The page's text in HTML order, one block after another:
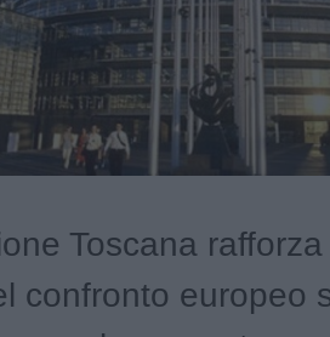
Toscana
confronto europeo